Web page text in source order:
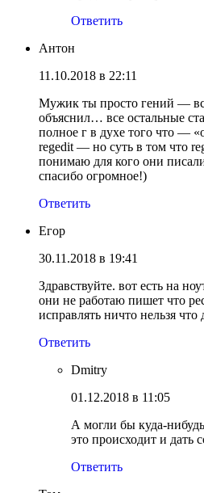
Ответить
Антон
11.10.2018 в 22:11
Мужик ты просто гений —
объяснил… все остальные
полное г в духе того что —
regedit — но суть в том что
понимаю для кого они
спасибо огромное!)
Ответить
Егор
30.11.2018 в 19:41
Здравствуйте. вот есть на
они не работаю пишет что
исправлять ничто нельзя что
Ответить
Dmitry
01.12.2018 в 11:05
А могли бы куда-
это происходит и дать
Ответить